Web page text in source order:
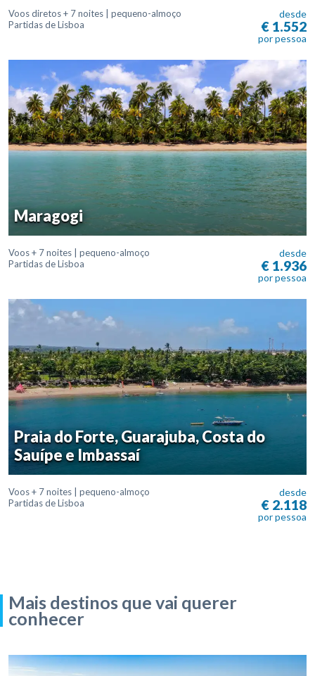
Voos diretos + 7 noites | pequeno-almoço
Partidas de Lisboa
desde
€ 1.552
por pessoa
Maragogi
Voos + 7 noites | pequeno-almoço
Partidas de Lisboa
desde
€ 1.936
por pessoa
Praia do Forte, Guarajuba, Costa do
Sauípe e Imbassaí
Voos + 7 noites | pequeno-almoço
Partidas de Lisboa
desde
€ 2.118
por pessoa
Mais destinos que vai querer
conhecer